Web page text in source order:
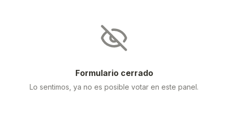
Formulario cerrado
Lo sentimos, ya no es posible votar en este panel.